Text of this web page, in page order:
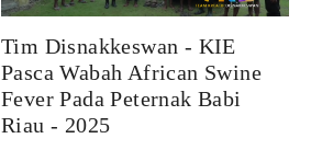
Tim Disnakkeswan - KIE
Pasca Wabah African Swine
Fever Pada Peternak Babi
Riau - 2025